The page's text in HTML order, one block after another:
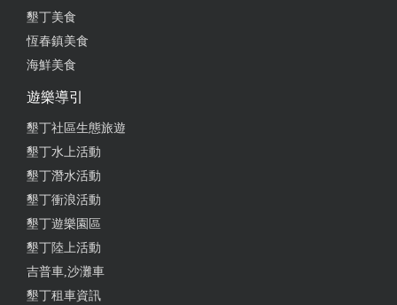
墾丁美食
恆春鎮美食
海鮮美食
遊樂導引
墾丁社區生態旅遊
墾丁水上活動
墾丁潛水活動
墾丁衝浪活動
墾丁遊樂園區
墾丁陸上活動
吉普車,沙灘車
墾丁租車資訊